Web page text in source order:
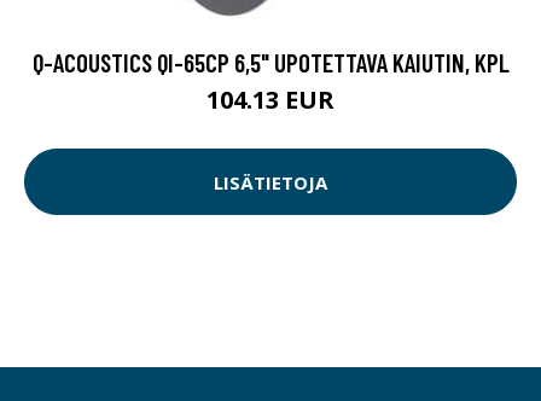
Q-ACOUSTICS QI-65CP 6,5" UPOTETTAVA KAIUTIN, KPL
104.13 EUR
LISÄTIETOJA